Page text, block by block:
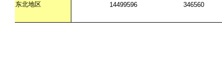
东北地区
14499596 346560